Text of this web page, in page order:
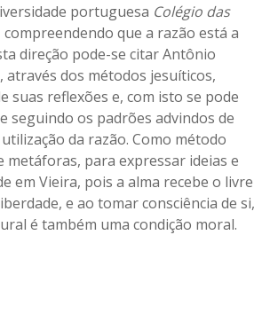
portuguesa Colégio das
que a razão está a
direção pode-se citar Antônio
dos métodos jesuíticos,
suas reflexões e, com isto se pode
seguindo os padrões advindos de
da razão. Como método
para expressar ideias e
em Vieira, pois a alma recebe o livre
e ao tomar consciência de si,
é também uma condição moral.